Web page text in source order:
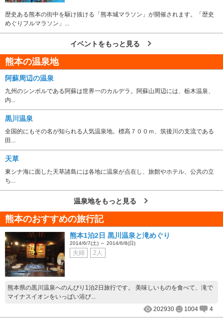
歴史ある熊本の街中を駆け抜ける「熊本城マラソン」が開催されます。「歴史
めぐりフルマラソン」...
イベントをもっと見る
熊本の温泉地
阿蘇周辺の温泉
九州のシンボルである阿蘇は世界一のカルデラ。阿蘇山周辺には、栃木温泉、
内...
黒川温泉
全国的にもその名が知られる人気温泉地。標高７００ｍ、筑後川の支流である
田...
天草
東シナ海に面した天草諸島には各地に温泉が点在し、旅館やホテル、公共の立
ち...
温泉地をもっと見る
熊本のおすすめの旅行記
熊本1泊2日 黒川温泉と滝めぐり
2014/6/7(土) ～ 2014/6/8(日)
夫婦 2人
熊本県の黒川温泉へのんびり1泊2日旅行です。 美味しいものを食べて、滝で
マイナスイオンをいっぱい浴び...
202930
1004 4